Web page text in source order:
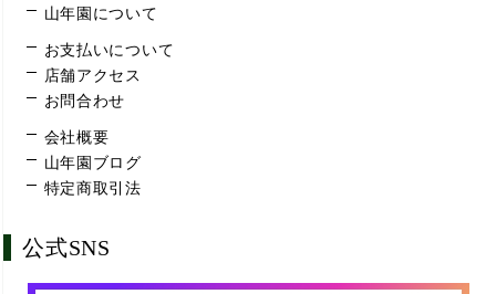
山年園について
お支払いについて
店舗アクセス
お問合わせ
会社概要
山年園ブログ
特定商取引法
公式SNS